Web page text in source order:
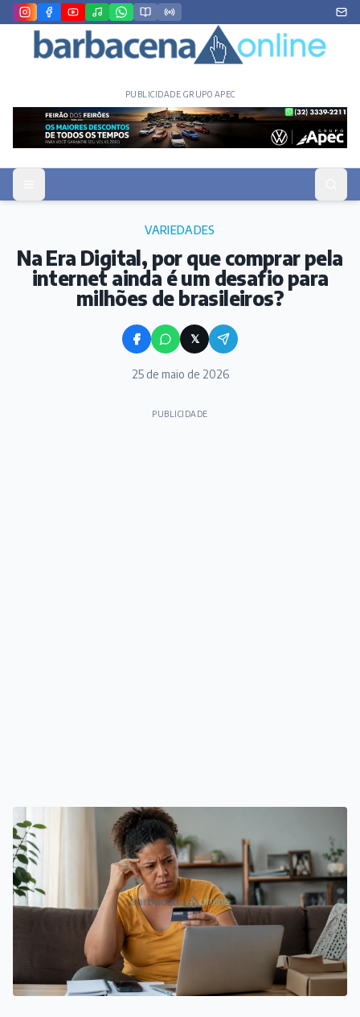
PUBLICIDADE GRUPO APEC
VARIEDADES
Na Era Digital, por que comprar pela
internet ainda é um desafio para
milhões de brasileiros?
𝕏
25 de maio de 2026
PUBLICIDADE